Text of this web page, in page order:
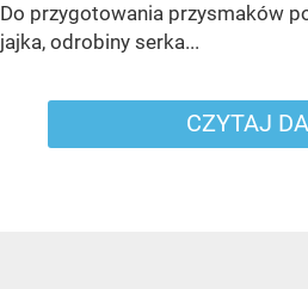
Do przygotowania przysmaków
jajka, odrobiny serka...
CZYTAJ